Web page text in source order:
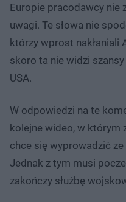
Europie pracodawcy nie
uwagi. Te słowa nie
którzy wprost nakłaniali
skoro ta nie widzi
USA.
W odpowiedzi na te
kolejne wideo, w którym
chce się wyprowadzić
Jednak z tym musi
zakończy służbę